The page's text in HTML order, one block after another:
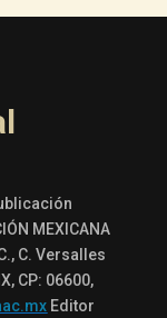
MEXICANA
C. Versalles
CP: 06600,
Editor